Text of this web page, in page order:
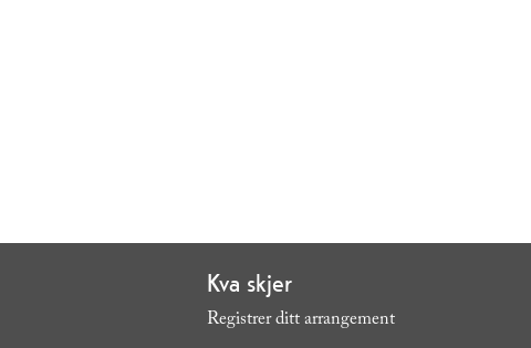
Kva skjer
Registrer ditt arrangement